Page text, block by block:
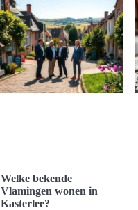
Welke bekende
Vlamingen wonen in
Kasterlee?